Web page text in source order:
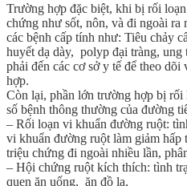
Trường hợp đặc biệt, khi bị rối
chứng như sốt, nôn, và đi ngoài
các bệnh cấp tính như: Tiêu chảy
huyết dạ dày, polyp đại tràng,
phải đến các cơ sở y tế để theo
hợp.
Còn lại, phần lớn trường hợp bị
số bệnh thông thường của đường
– Rối loạn vi khuẩn đường ruột:
vi khuẩn đường ruột làm giảm hấp
triệu chứng đi ngoài nhiều lần,
– Hội chứng ruột kích thích: tình
quen ăn uống, ăn đồ lạ,